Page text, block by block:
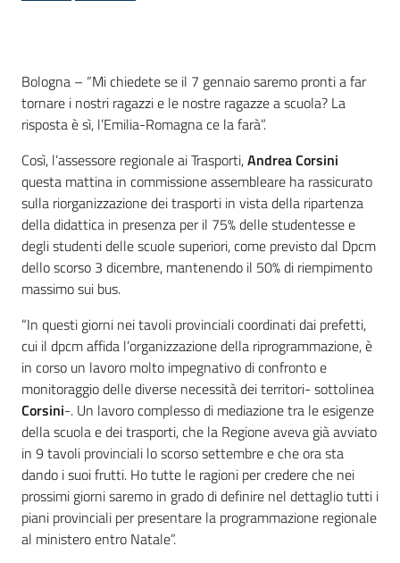
Contenuto
Bologna – “Mi chiedete se il 7 gennaio saremo pronti a far
tornare i nostri ragazzi e le nostre ragazze a scuola? La
risposta è sì, l’Emilia-Romagna ce la farà”.
Così, l’assessore regionale ai Trasporti,Andrea Corsini
questa mattina in commissione assembleare ha rassicurato
sulla riorganizzazione dei trasporti in vista della ripartenza
della didattica in presenza per il 75% delle studentesse e
degli studenti delle scuole superiori, come previsto dal Dpcm
dello scorso 3 dicembre, mantenendo il 50% di riempimento
massimo sui bus.
“In questi giorni nei tavoli provinciali coordinati dai prefetti,
cui il dpcm affida l’organizzazione della riprogrammazione, è
in corso un lavoro molto impegnativo di confronto e
monitoraggio delle diverse necessità dei territori- sottolinea
Corsini-. Un lavoro complesso di mediazione tra le esigenze
della scuola e dei trasporti, che la Regione aveva già avviato
in 9 tavoli provinciali lo scorso settembre e che ora sta
dando i suoi frutti. Ho tutte le ragioni per credere che nei
prossimi giorni saremo in grado di definire nel dettaglio tutti i
piani provinciali per presentare la programmazione regionale
al ministero entro Natale”.